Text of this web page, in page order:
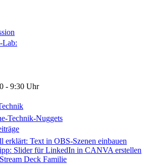
Lab:
- 9:30 Uhr
Technik-Nuggets
erklärt: Text in OBS-Szenen einbauen
Slider für LinkedIn in CANVA erstellen
Deck Familie